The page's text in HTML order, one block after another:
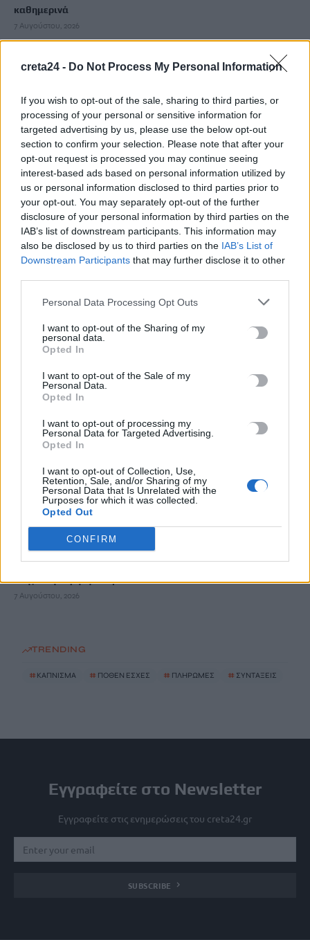
creta24 - Do Not Process My Personal Information
If you wish to opt-out of the sale, sharing to third parties, or
processing of your personal or sensitive information for
targeted advertising by us, please use the below opt-out
section to confirm your selection. Please note that after your
opt-out request is processed you may continue seeing
interest-based ads based on personal information utilized by
us or personal information disclosed to third parties prior to
your opt-out. You may separately opt-out of the further
disclosure of your personal information by third parties on the
IAB’s list of downstream participants. This information may
also be disclosed by us to third parties on the IAB’s List of
Downstream Participants that may further disclose it to other
Personal Data Processing Opt Outs
I want to opt-out of the Sharing of my
personal data.
Opted In
I want to opt-out of the Sale of my
Personal Data.
Opted In
I want to opt-out of processing my
Personal Data for Targeted Advertising.
Opted In
I want to opt-out of Collection, Use,
Retention, Sale, and/or Sharing of my
Personal Data that Is Unrelated with the
Purposes for which it was collected.
Opted Out
CONFIRM
καθημερινά
7 Αυγούστου, 2026
Σε εξέλιξη οι δηλώσεις Πόθεν Έσχες – Αναλυτικά η
7 Αυγούστου, 2026
Πότε πληρώνονται οι συντάξεις Σεπτεμβρίου
Ξεκινούν οι ετήσιες Καλοκαιρινές Εκθέσεις του Φεστιβάλ
Κινηματογράφου Χανίων
7 Αυγούστου, 2026
Ισπανία: Απολιθώματα αποκαλύπτουν ότι οι πρώτοι
Ευρωπαίοι ίσως ασκούσαν κανιβαλισμό
Σοκαριστικές αποκαλύψεις του FBI μετά το Μουντιάλ: «Θα
ανατινάξω τον Μέσι με τέσσερις βόμβες»
ΗΠΑ: Δασκάλα χορού κατηγορείται για σεξουαλική
κακοποίηση δύο ανήλικων μαθητών της
7 Αυγούστου, 2026
Το Ελληνικό Μεσογειακό Πανεπιστήμιο εκδίδει ηλεκτρονικά
τα Πρακτικά του Διεπιστημονικού Συνεδρίου «Ρένα
Κυριακού»
7 Αυγούστου, 2026
ΔΕΕΠ (ΝΟΔΕ) Ηρακλείου: Με έργα η κυβέρνηση Μητσοτάκη
οδηγεί την Κρήτη στο μέλλον
7 Αυγούστου, 2026
TRENDING
# ΚΑΠΝΙΣΜΑ # ΠΟΘΕΝ ΕΣΧΕΣ # ΠΛΗΡΩΜΕΣ # ΣΥΝΤΑΞΕΙΣ
Εγγραφείτε στο Newsletter
Εγγραφείτε στις ενημερώσεις του creta24.gr
SUBSCRIBE